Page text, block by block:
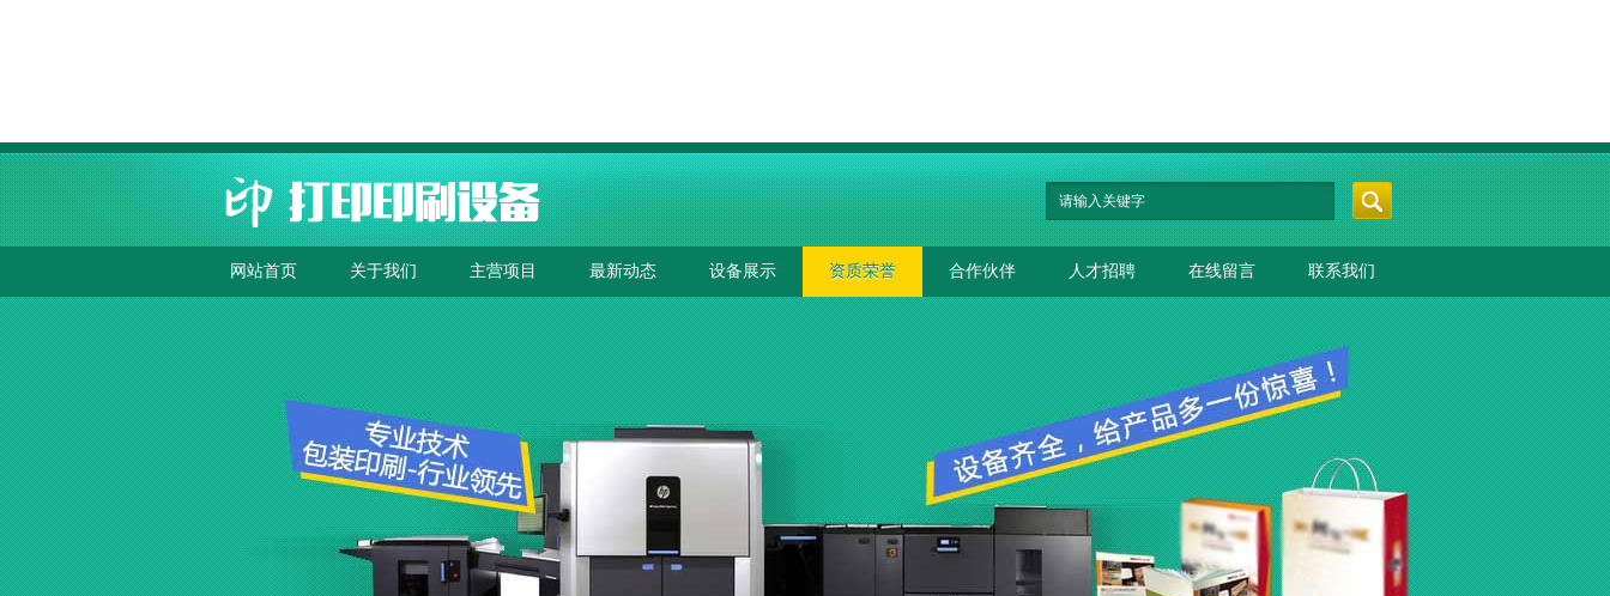
网站首页 关于我们 主营项目 最新动态 设备展示 资质荣誉 合作伙伴 人才招聘 在线留言 联系我们